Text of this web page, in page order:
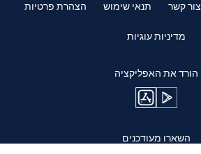
צור קשר תנאי שימוש הצהרת פרטיות
מדיניות עוגיות
הורד את האפליקציה
השארו מעודכנים